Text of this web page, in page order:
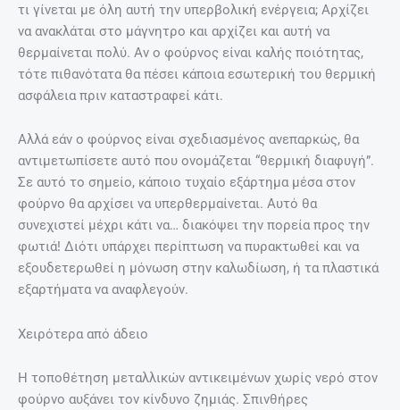
τι γίνεται με όλη αυτή την υπερβολική ενέργεια; Αρχίζει
να ανακλάται στο μάγνητρο και αρχίζει και αυτή να
θερμαίνεται πολύ. Αν ο φούρνος είναι καλής ποιότητας,
τότε πιθανότατα θα πέσει κάποια εσωτερική του θερμική
ασφάλεια πριν καταστραφεί κάτι.
Αλλά εάν ο φούρνος είναι σχεδιασμένος ανεπαρκώς, θα
αντιμετωπίσετε αυτό που ονομάζεται “θερμική διαφυγή”.
Σε αυτό το σημείο, κάποιο τυχαίο εξάρτημα μέσα στον
φούρνο θα αρχίσει να υπερθερμαίνεται. Αυτό θα
συνεχιστεί μέχρι κάτι να… διακόψει την πορεία προς την
φωτιά! Διότι υπάρχει περίπτωση να πυρακτωθεί και να
εξουδετερωθεί η μόνωση στην καλωδίωση, ή τα πλαστικά
εξαρτήματα να αναφλεγούν.
Χειρότερα από άδειο
Η τοποθέτηση μεταλλικών αντικειμένων χωρίς νερό στον
φούρνο αυξάνει τον κίνδυνο ζημιάς. Σπινθήρες